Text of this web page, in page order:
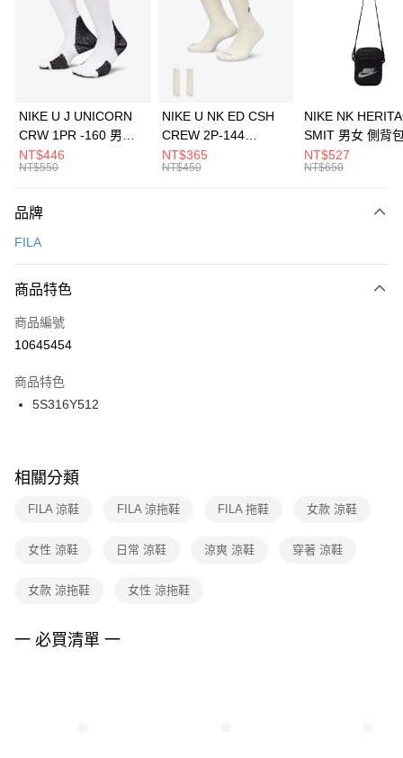
3 期 0 利率 每期 21家銀行
合作金庫商業銀行
第一商業銀行
華南商業銀行
彰化商業銀行
上海商業儲蓄銀行
元大商業銀行
台灣樂天信用卡公司
Apple Pay
全盈+PAY
AFTEE先享後付
【關於「AFTEE先享後付」】
便利好安心！
３．安心：先確認商品／服務後，再付款。
【「AFTEE先享後付」結帳流程】
１．於結帳方式選擇「AFTEE先享後付」後，將跳轉至「AFTEE先享後付」
２．訂單成立數日內，您將收到繳費通知簡訊。
３．收到繳費通知簡訊後14天內，點擊此簡訊中的連結，可透過四大超商／
ATM／網路銀行／等多元方式進行付款，方視為交易完成。
※ 交易是否成功請以「AFTEE先享後付 」之結帳頁面顯示為準，若有關於
是否繳費成功／繳費後需取消欲退款等相關疑問，請聯繫「AFTEE先享後付
客戶支援中心」
https://netprotections.freshdesk.com/support/home
１．透過由恩沛科技股份有限公司提供之「AFTEE先享後付」服務完成之交
權轉讓予恩沛科技股份有限公司。
３．未成年的使用者請事先徵得法定代理人或監護人之同意方可使用
「AFTEE先享後付」，若未經同意申辦者引起之損失，本公司不負相關責
運送方式
每筆NT$100，滿NT$1,500(含以上)免運費
宅配
每筆NT$100，滿NT$1,500(含以上)免運費
付款後門市自取
每筆NT$100，滿NT$1,500(含以上)免運費
NIKE U J UNICORN
CRW 1PR -160 男女
中統襪 FZ3393100
NT$446
NT$550
NIKE U NK ED CSH
CREW 2P-144
EMBRDY 男女 短統襪
FZ3073133
NT$365
NT$450
NIKE NK
SMIT 男女 側背
BA5871010
NT$527
NT$650
品牌
FILA
商品特色
商品編號
10645454
商品特色
5S316Y512
相關分類
FILA 涼鞋 FILA 涼拖鞋 FILA 拖鞋 女款 涼鞋
女性 涼鞋 日常 涼鞋 涼爽 涼鞋 穿著 涼鞋
女款 涼拖鞋 女性 涼拖鞋
一 必買清單 一